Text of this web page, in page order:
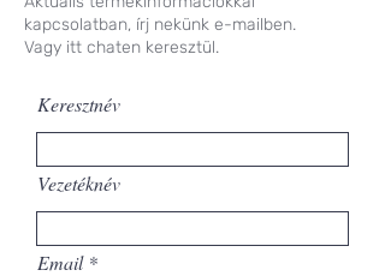
kapcsolatban, írj nekünk e-mailben.
Vagy itt chaten keresztül.
Keresztnév
Vezetéknév
Email